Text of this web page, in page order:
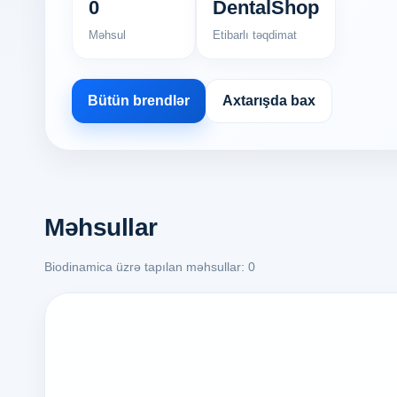
0
Məhsul
DentalShop
Etibarlı təqdimat
Bütün brendlər Axtarışda bax
Məhsullar
Biodinamica üzrə tapılan məhsullar: 0